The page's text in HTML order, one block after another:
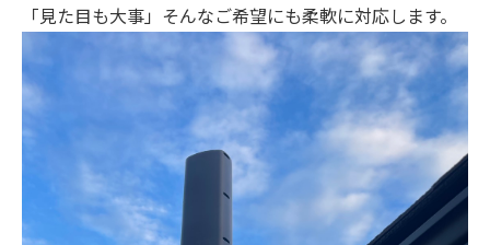
「見た目も大事」そんなご希望にも柔軟に対応します。